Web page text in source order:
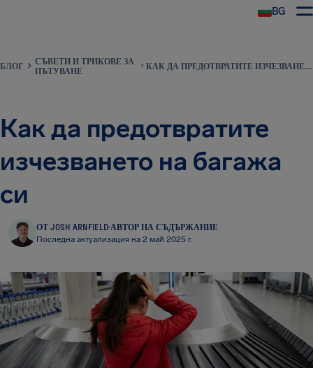
BG
БЛОГ
СЪВЕТИ И ТРИКОВЕ ЗА
ПЪТУВАНЕ
КАК ДА ПРЕДОТВРАТИТЕ ИЗЧЕЗВАНЕТО НА БАГАЖА СИ
Как да предотвратите
изчезването на багажа
си
ОТ JOSH ARNFIELD·АВТОР НА СЪДЪРЖАНИЕ
Последна актуализация на 2 май 2025 г.